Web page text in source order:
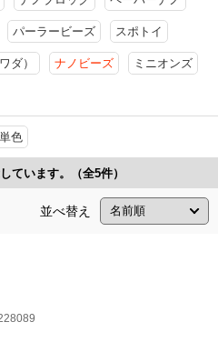
パーラービーズ スポトイ
ダ） ナノビーズ ミニオンズ
色
ています。（全5件）
並べ替え